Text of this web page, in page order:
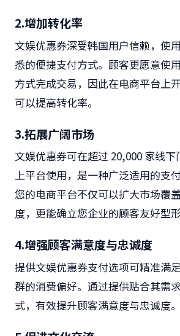
2.增加转化率
文娱优惠券深受韩国用户信赖，使
悉的便捷支付方式。顾客更愿意使
方式完成交易，因此在电商平台上
可以提高转化率。
3.拓展广阔市场
文娱优惠券可在超过 20,000 家线下
上平台使用，是一种广泛适用的支
您的电商平台不仅可以扩大市场覆
度，更能确立您企业的顾客友好型形
4.增强顾客满意度与忠诚度
提供文娱优惠券支付选项可精准满
群的消费偏好。通过提供贴合其需
式，有效提升顾客满意度与忠诚度。